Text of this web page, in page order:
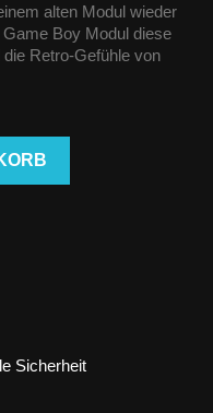
alten Modul wieder
Boy Modul diese
Retro-Gefühle von
Sicherheit